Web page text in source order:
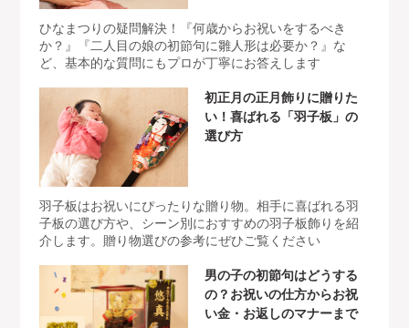
ひなまつりの疑問解決！『何歳からお祝いをするべき
か？』『二人目の娘の初節句に雛人形は必要か？』な
ど、基本的な質問にもプロが丁寧にお答えします
初正月の正月飾りに贈りた
い！喜ばれる「羽子板」の
選び方
羽子板はお祝いにぴったりな贈り物。相手に喜ばれる羽
子板の選び方や、シーン別におすすめの羽子板飾りを紹
介します。贈り物選びの参考にぜひご覧ください
男の子の初節句はどうする
の？お祝いの仕方からお祝
い金・お返しのマナーまで